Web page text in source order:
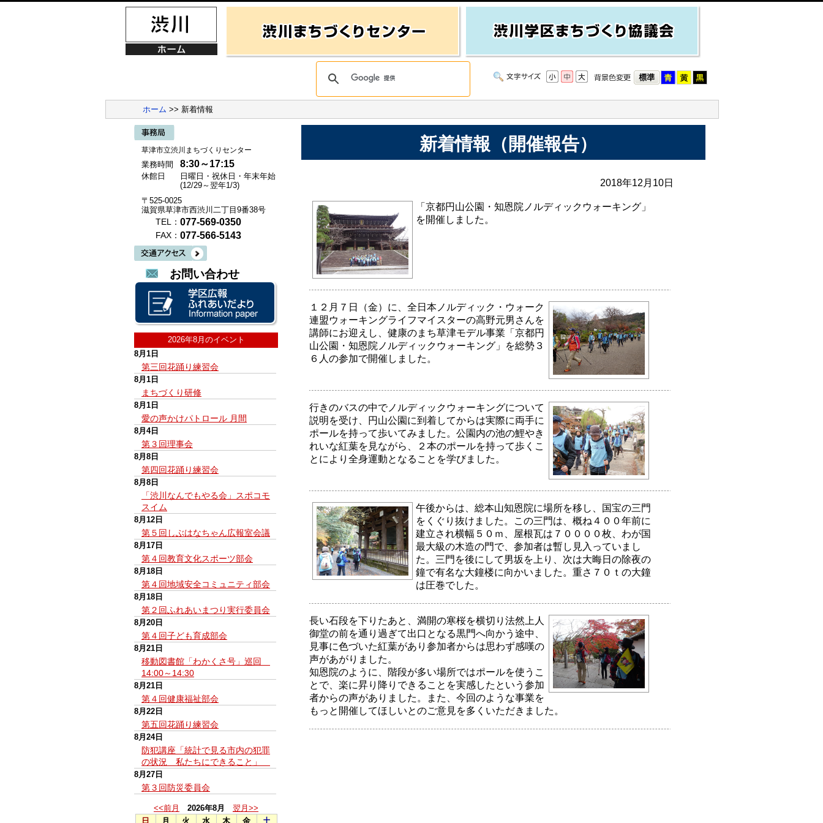
ホーム >> 新着情報
草津市立渋川まちづくりセンター
業務時間 8:30～17:15
休館日
日曜日・祝休日・年末年始
(12/29～翌年1/3)
〒525-0025
滋賀県草津市西渋川二丁目9番38号
TEL： 077-569-0350
FAX： 077-566-5143
お問い合わせ
2026年8月のイベント
8月1日
第三回花踊り練習会
8月1日
まちづくり研修
8月1日
愛の声かけパトロール 月間
8月4日
第３回理事会
8月8日
第四回花踊り練習会
8月8日
「渋川なんでもやる会」スポコモ
スイム
8月12日
第５回しぶはなちゃん広報室会議
8月17日
第４回教育文化スポーツ部会
8月18日
第４回地域安全コミュニティ部会
8月18日
第２回ふれあいまつり実行委員会
8月20日
第４回子ども育成部会
8月21日
移動図書館「わかくさ号」巡回
14:00～14:30
8月21日
第４回健康福祉部会
8月22日
第五回花踊り練習会
8月24日
防犯講座「統計で見る市内の犯罪
の状況 私たちにできること」
8月27日
第３回防災委員会
<<前月 2026年8月
翌月>>
日
月 火 水 木 金 土
新着情報（開催報告）
2018年12月10日
「京都円山公園・知恩院ノルディックウォーキング」
を開催しました。
１２月７日（金）に、全日本ノルディック・ウォーク
連盟ウォーキングライフマイスターの高野元男さんを
講師にお迎えし、健康のまち草津モデル事業「京都円
山公園・知恩院ノルディックウォーキング」を総勢３
６人の参加で開催しました。
行きのバスの中でノルディックウォーキングについて
説明を受け、円山公園に到着してからは実際に両手に
ポールを持って歩いてみました。公園内の池の鯉やき
れいな紅葉を見ながら、２本のポールを持って歩くこ
とにより全身運動となることを学びました。
午後からは、総本山知恩院に場所を移し、国宝の三門
をくぐり抜けました。この三門は、概ね４００年前に
建立され横幅５０ｍ、屋根瓦は７００００枚、わが国
最大級の木造の門で、参加者は暫し見入っていまし
た。三門を後にして男坂を上り、次は大晦日の除夜の
鐘で有名な大鐘楼に向かいました。重さ７０ｔの大鐘
は圧巻でした。
長い石段を下りたあと、満開の寒桜を横切り法然上人
御堂の前を通り過ぎて出口となる黒門へ向かう途中、
見事に色づいた紅葉があり参加者からは思わず感嘆の
声があがりました。
知恩院のように、階段が多い場所ではポールを使うこ
とで、楽に昇り降りできることを実感したという参加
者からの声がありました。また、今回のような事業を
もっと開催してほしいとのご意見を多くいただきました。